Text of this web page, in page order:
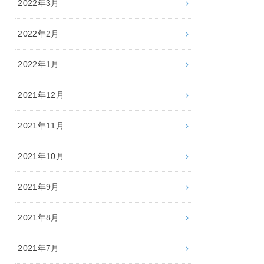
2022年3月
2022年2月
2022年1月
2021年12月
2021年11月
2021年10月
2021年9月
2021年8月
2021年7月